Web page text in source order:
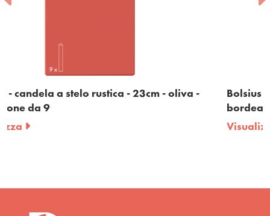
-
Bolsius - candela a stelo rustica - 23cm -